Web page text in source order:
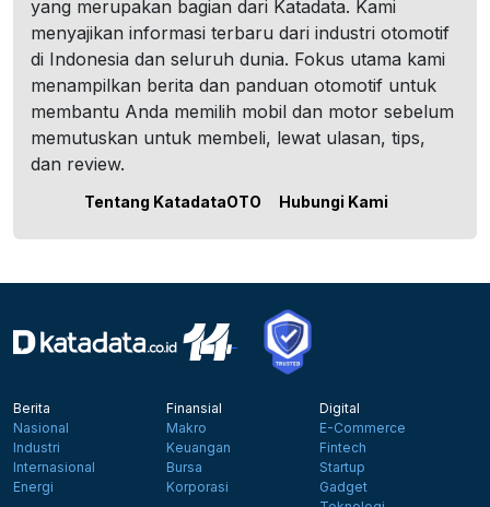
yang merupakan bagian dari Katadata. Kami
menyajikan informasi terbaru dari industri otomotif
di Indonesia dan seluruh dunia. Fokus utama kami
menampilkan berita dan panduan otomotif untuk
membantu Anda memilih mobil dan motor sebelum
memutuskan untuk membeli, lewat ulasan, tips,
dan review.
Tentang KatadataOTO Hubungi Kami
Berita
Nasional
Industri
Internasional
Energi
Finansial
Makro
Keuangan
Bursa
Korporasi
Digital
E-Commerce
Fintech
Startup
Gadget